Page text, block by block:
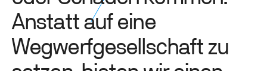
Anstattaufeine
Wegwerfgesellschaftzu